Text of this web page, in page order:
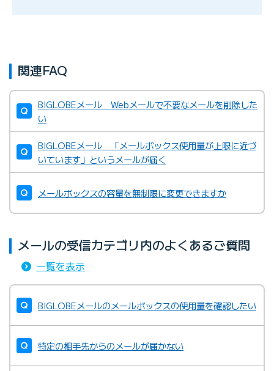
関連FAQ
BIGLOBEメール Webメールで不要なメールを削除した
い
BIGLOBEメール 「メールボックス使用量が上限に近づ
いています」というメールが届く
メールボックスの容量を無制限に変更できますか
メールの受信カテゴリ内のよくあるご質問
一覧を表示
BIGLOBEメールのメールボックスの使用量を確認したい
特定の相手先からのメールが届かない